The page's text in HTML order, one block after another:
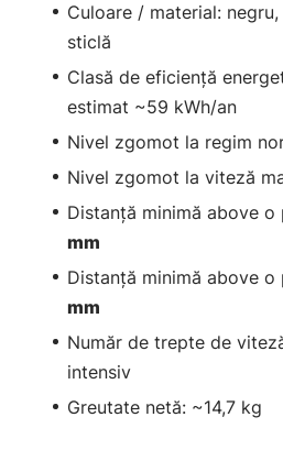
Culoare / material:
sticlă
Clasă de eficienţă
estimat ~59 kWh/an
Nivel zgomot la regim
Nivel zgomot la viteză
Distanţă minimă above o
mm
Distanţă minimă above
mm
Număr de trepte de
intensiv
Greutate netă: ~14,7 kg